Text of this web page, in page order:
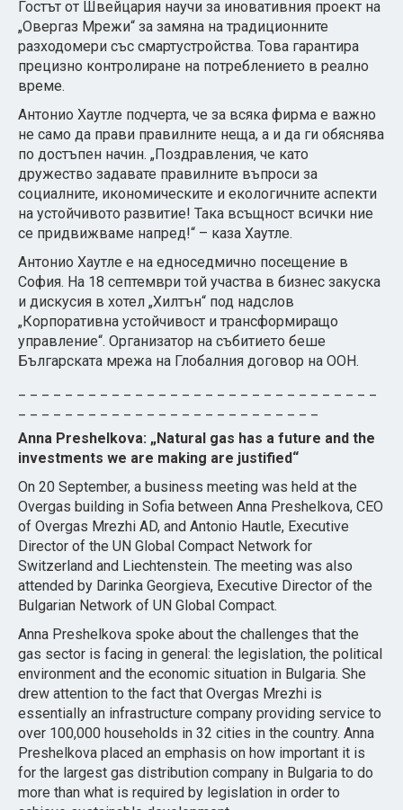
Гостът от Швейцария научи за иновативния проект на
„Овергаз Мрежи“ за замяна на традиционните
разходомери със смартустройства. Това гарантира
прецизно контролиране на потреблението в реално
време.
Антонио Хаутле подчерта, че за всяка фирма е важно
не само да прави правилните неща, а и да ги обяснява
по достъпен начин. „Поздравления, че като
дружество задавате правилните въпроси за
социалните, икономическите и екологичните аспекти
на устойчивото развитие! Така всъщност всички ние
се придвижваме напред!“ – каза Хаутле.
Антонио Хаутле е на едноседмично посещение в
София. На 18 септември той участва в бизнес закуска
и дискусия в хотел „Хилтън“ под надслов
„Корпоративна устойчивост и трансформиращо
управление“. Организатор на събитието беше
Българската мрежа на Глобалния договор на ООН.
Anna Preshelkova: „Natural gas has a future and the
investments we are making are justified“
On 20 September, a business meeting was held at the
Overgas building in Sofia between Anna Preshelkova, CEO
of Overgas Mrezhi AD, and Antonio Hautle, Executive
Director of the UN Global Compact Network for
Switzerland and Liechtenstein. The meeting was also
attended by Darinka Georgieva, Executive Director of the
Bulgarian Network of UN Global Compact.
Anna Preshelkova spoke about the challenges that the
gas sector is facing in general: the legislation, the political
environment and the economic situation in Bulgaria. She
drew attention to the fact that Overgas Mrezhi is
essentially an infrastructure company providing service to
over 100,000 households in 32 cities in the country. Anna
Preshelkova placed an emphasis on how important it is
for the largest gas distribution company in Bulgaria to do
more than what is required by legislation in order to